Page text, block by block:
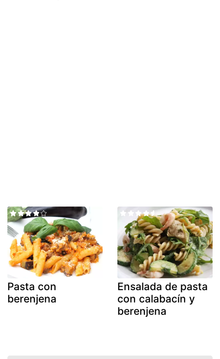
Pasta con
berenjena
Ensalada de pasta
con calabacín y
berenjena